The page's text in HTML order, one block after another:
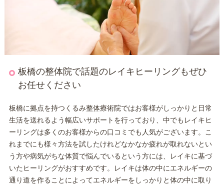
板橋の整体院で話題のレイキヒーリングもぜひ
お任せください
板橋に拠点を持つくるみ整体療術院ではお客様がしっかりと日常
生活を送れるよう幅広いサポートを行っており、中でもレイキヒ
ーリングは多くのお客様からの口コミでも人気がございます。こ
れまでにも様々方法を試したけれどなかなか疲れが取れないとい
う方や病気がちな体質で悩んでいるという方には、レイキに基づ
いたヒーリングがおすすめです。レイキは体の中にエネルギーの
通り道を作ることによってエネルギーをしっかりと体の中に取り